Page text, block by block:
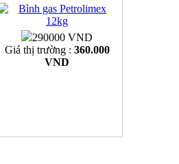
290000 VND
Giá thị trường : 360.000
VND